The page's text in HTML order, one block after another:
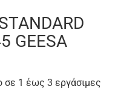
GEESA
σε 1 έως 3 εργάσιμες